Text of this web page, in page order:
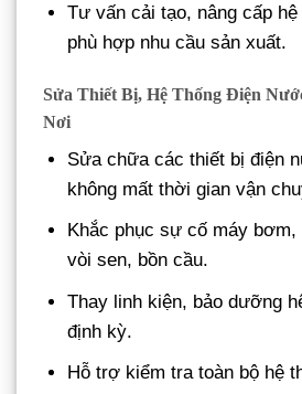
Tư vấn cải tạo, nâng cấp
phù hợp nhu cầu sản xuất.
Sửa Thiết Bị, Hệ Thống Điện
Nơi
Sửa chữa các thiết bị điện
không mất thời gian vận
Khắc phục sự cố máy bơm,
vòi sen, bồn cầu.
Thay linh kiện, bảo dưỡng
định kỳ.
Hỗ trợ kiểm tra toàn bộ hệ